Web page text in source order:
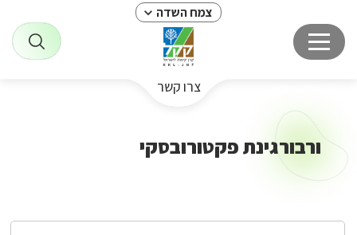
צמח השדה
צרו קשר
ורבורגינת פקטורובסקי